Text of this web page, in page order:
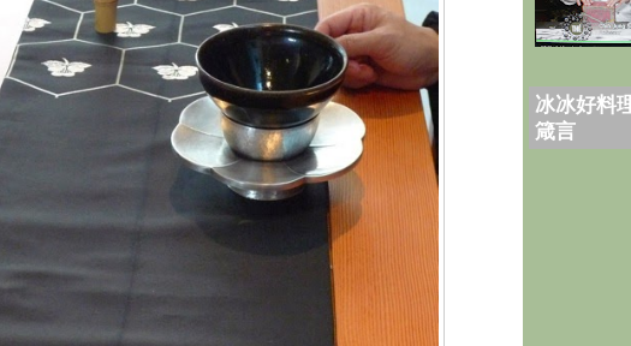
冰冰好料
箴言